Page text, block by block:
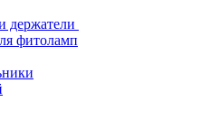
держатели
фитоламп